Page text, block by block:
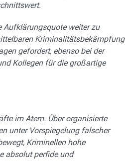
Aufklärungsquote weiter zu
Kriminalitätsbekämpfung
gefordert, ebenso bei der
Kollegen für die großartige
im Atem. Über organisierte
unter Vorspiegelung falscher
Kriminellen hohe
absolut perfide und